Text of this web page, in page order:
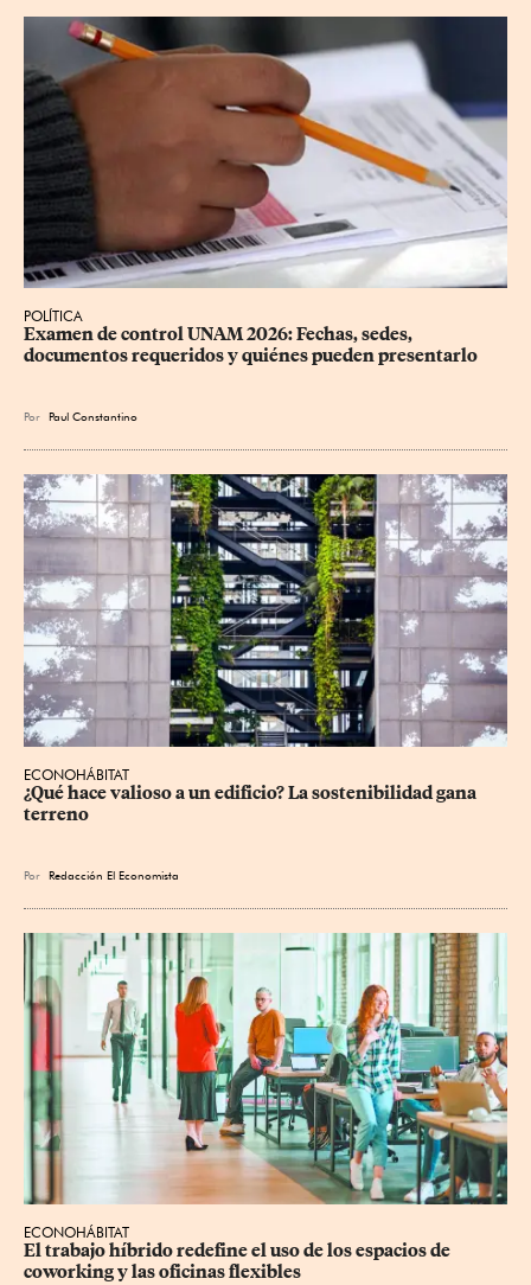
POLÍTICA
Examen de control UNAM 2026: Fechas, sedes,
documentos requeridos y quiénes pueden presentarlo
Por Paul Constantino
ECONOHÁBITAT
¿Qué hace valioso a un edificio? La sostenibilidad gana
terreno
Por Redacción El Economista
ECONOHÁBITAT
El trabajo híbrido redefine el uso de los espacios de
coworking y las oficinas flexibles